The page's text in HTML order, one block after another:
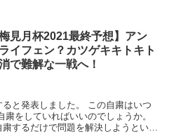
梅見月杯2021最終予想】アン
イフェン？カツゲキキトキト
で難解な一戦へ！
と発表しました。 この自粛はいつ
をしていればいいのでしょうか。
するだけで問題を解決しようという